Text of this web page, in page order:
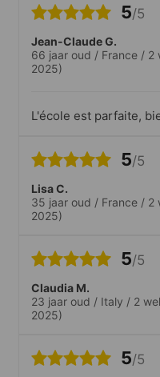
5/5
Jean-Claude G.
66 jaar oud / France / 2
2025)
L'école est parfaite,
nationalités en
culturel pour chacun
5/5
Lisa C.
35 jaar oud / France / 2
2025)
5/5
Claudia M.
23 jaar oud / Italy / 2
2025)
5/5